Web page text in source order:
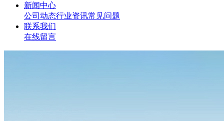
新闻中心
公司动态行业资讯常见问题
联系我们
在线留言